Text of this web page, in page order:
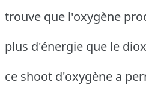
trouve que l'oxygène
plus d'énergie que le
ce shoot d'oxygène a